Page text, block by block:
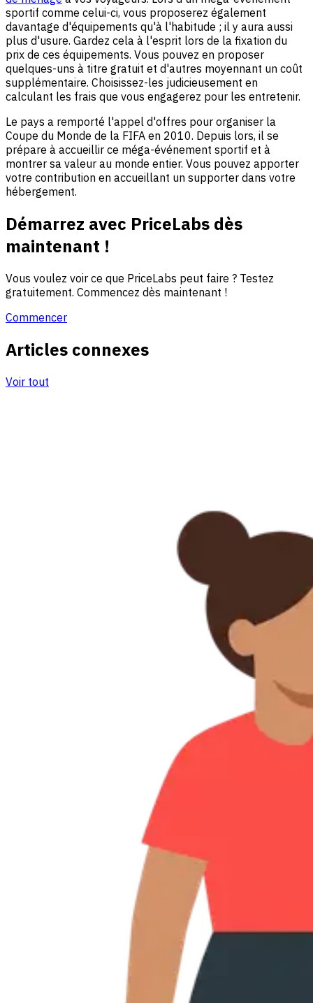
sportif comme celui-ci, vous proposerez également
davantage d'équipements qu'à l'habitude ; il y aura aussi
plus d'usure. Gardez cela à l'esprit lors de la fixation du
prix de ces équipements. Vous pouvez en proposer
quelques-uns à titre gratuit et d'autres moyennant un coût
supplémentaire. Choisissez-les judicieusement en
calculant les frais que vous engagerez pour les entretenir.
Le pays a remporté l'appel d'offres pour organiser la
Coupe du Monde de la FIFA en 2010. Depuis lors, il se
prépare à accueillir ce méga-événement sportif et à
montrer sa valeur au monde entier. Vous pouvez apporter
votre contribution en accueillant un supporter dans votre
hébergement.
Démarrez avec PriceLabs dès
maintenant !
Vous voulez voir ce que PriceLabs peut faire ? Testez
gratuitement. Commencez dès maintenant !
Commencer
Articles connexes
Voir tout